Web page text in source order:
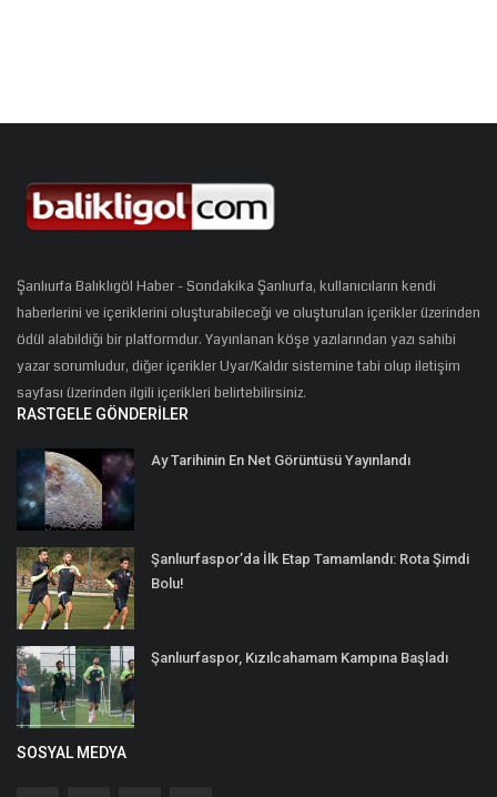
Şanlıurfa Balıklıgöl Haber - Sondakika Şanlıurfa, kullanıcıların kendi
haberlerini ve içeriklerini oluşturabileceği ve oluşturulan içerikler üzerinden
ödül alabildiği bir platformdur. Yayınlanan köşe yazılarından yazı sahibi
yazar sorumludur, diğer içerikler Uyar/Kaldır sistemine tabi olup iletişim
sayfası üzerinden ilgili içerikleri belirtebilirsiniz.
RASTGELE GÖNDERILER
Ay Tarihinin En Net Görüntüsü Yayınlandı
Şanlıurfaspor’da İlk Etap Tamamlandı: Rota Şimdi
Bolu!
Şanlıurfaspor, Kızılcahamam Kampına Başladı
SOSYAL MEDYA